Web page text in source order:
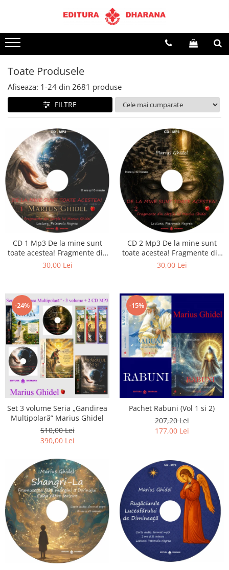
Terapii
Dietoterapie
Toate Produsele
Afiseaza: 1-24 din 2681 produse
FILTRE
CD 1 Mp3 De la mine sunt
toate acestea! Fragmente din
cărțile lui Marius Ghidel
30,00 Lei
CD 2 Mp3 De la mine sunt
toate acestea! Fragmente din
cărțile lui Marius Ghidel
30,00 Lei
-24%
Set 3 volume Seria „Gandirea
Multipolară” Marius Ghidel
510,00 Lei
390,00 Lei
-15%
Pachet Rabuni (Vol 1 si 2)
207,20 Lei
177,00 Lei